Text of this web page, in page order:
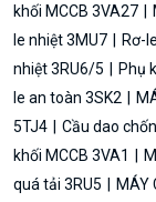
khối MCCB 3VA27
le nhiệt 3MU7
Rơ-
nhiệt 3RU6/5
Phụ
le an toàn 3SK2
5TJ4
Cầu dao
khối MCCB 3VA1
quá tải 3RU5
MÁY